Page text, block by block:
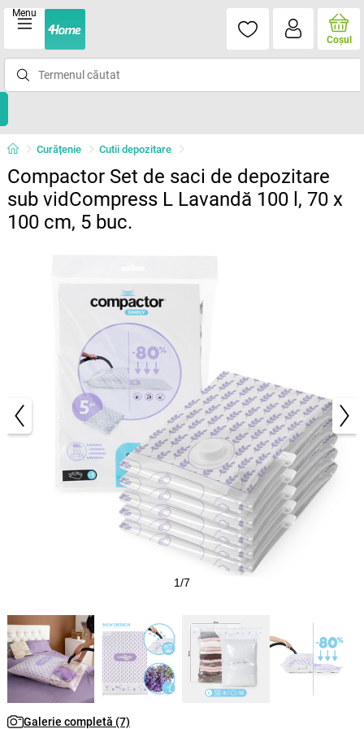
Menu
Coşul
Curățenie Cutii depozitare
Compactor Set de saci de depozitare
sub vidCompress L Lavandă 100 l, 70 x
100 cm, 5 buc.
1/7
Galerie completă (7)